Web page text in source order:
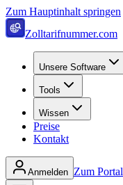
Zum Hauptinhalt springen
Zolltarifnummer.com
Unsere Software
Tools
Wissen
Preise
Kontakt
Anmelden Zum Portal